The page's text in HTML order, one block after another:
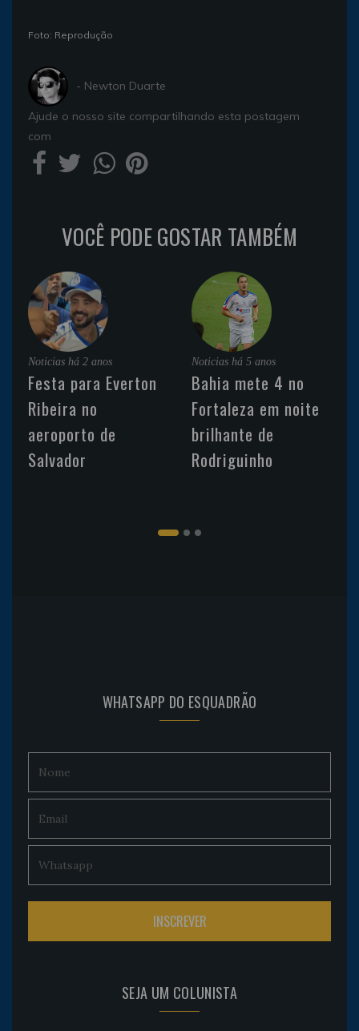
Foto: Reprodução
- Newton Duarte
Ajude o nosso site compartilhando esta postagem
com
VOCÊ PODE GOSTAR TAMBÉM
Noticias há 2 anos
Festa para Everton
Ribeira no
aeroporto de
Salvador
Noticias há 5 anos
Bahia mete 4 no
Fortaleza em noite
brilhante de
Rodriguinho
WHATSAPP DO ESQUADRÃO
SEJA UM COLUNISTA